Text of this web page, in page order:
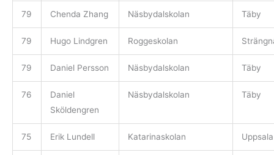
79 Chenda Zhang Näsbydalskolan Täby
79 Hugo Lindgren Roggeskolan
79 Daniel Persson Näsbydalskolan Täby
76
Daniel
Sköldengren
Näsbydalskolan Täby
75 Erik Lundell Katarinaskolan Uppsala